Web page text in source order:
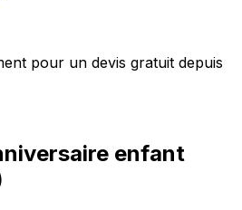
pour un devis gratuit depuis
enfant